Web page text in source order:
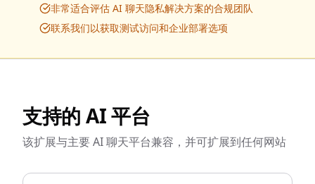
非常适合评估 AI 聊天隐私解决方案的合规团队
联系我们以获取测试访问和企业部署选项
支持的 AI 平台
该扩展与主要 AI 聊天平台兼容，并可扩展到任何网站